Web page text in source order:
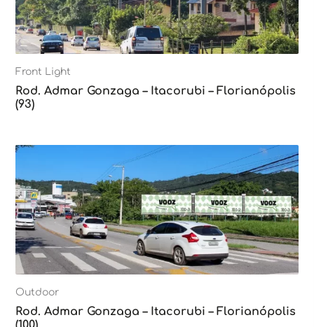
Front Light
Rod. Admar Gonzaga – Itacorubi – Florianópolis
(93)
Outdoor
Rod. Admar Gonzaga – Itacorubi – Florianópolis